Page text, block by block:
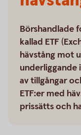
Börshandlade
kallad ETF
hävstång mot
underliggande
av tillgångar
ETF:er med
prissätts och